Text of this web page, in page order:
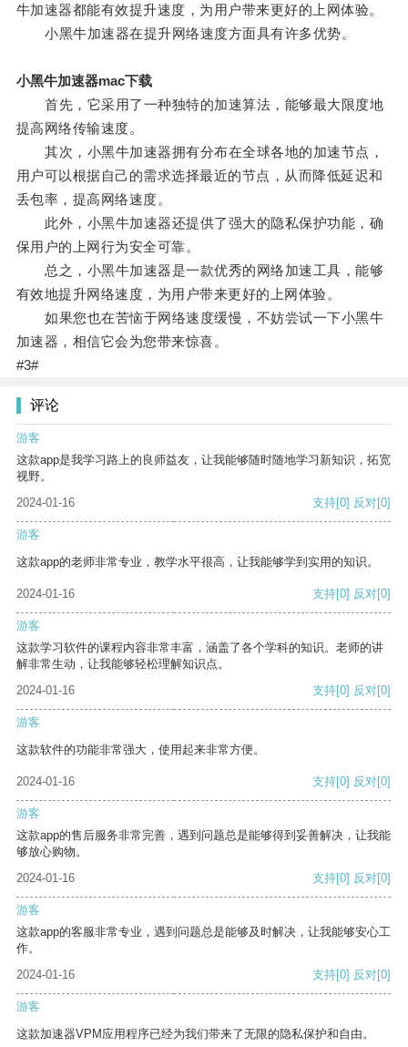
牛加速器都能有效提升速度，为用户带来更好的上网体验。
小黑牛加速器在提升网络速度方面具有许多优势。
小黑牛加速器mac下载
首先，它采用了一种独特的加速算法，能够最大限度地
提高网络传输速度。
其次，小黑牛加速器拥有分布在全球各地的加速节点，
用户可以根据自己的需求选择最近的节点，从而降低延迟和
丢包率，提高网络速度。
此外，小黑牛加速器还提供了强大的隐私保护功能，确
保用户的上网行为安全可靠。
总之，小黑牛加速器是一款优秀的网络加速工具，能够
有效地提升网络速度，为用户带来更好的上网体验。
如果您也在苦恼于网络速度缓慢，不妨尝试一下小黑牛
加速器，相信它会为您带来惊喜。
#3#
评论
游客
这款app是我学习路上的良师益友，让我能够随时随地学习新知识，拓宽
视野。
2024-01-16
支持[0] 反对[0]
游客
这款app的老师非常专业，教学水平很高，让我能够学到实用的知识。
2024-01-16 支持[0] 反对[0]
游客
这款学习软件的课程内容非常丰富，涵盖了各个学科的知识。老师的讲
解非常生动，让我能够轻松理解知识点。
2024-01-16
支持[0] 反对[0]
游客
这款软件的功能非常强大，使用起来非常方便。
2024-01-16 支持[0] 反对[0]
游客
这款app的售后服务非常完善，遇到问题总是能够得到妥善解决，让我能
够放心购物。
2024-01-16
支持[0] 反对[0]
游客
这款app的客服非常专业，遇到问题总是能够及时解决，让我能够安心工
作。
2024-01-16
支持[0] 反对[0]
游客
这款加速器VPM应用程序已经为我们带来了无限的隐私保护和自由。